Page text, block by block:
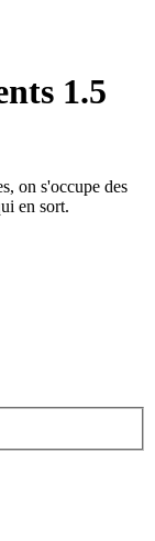
1.5
on s'occupe des
en sort.